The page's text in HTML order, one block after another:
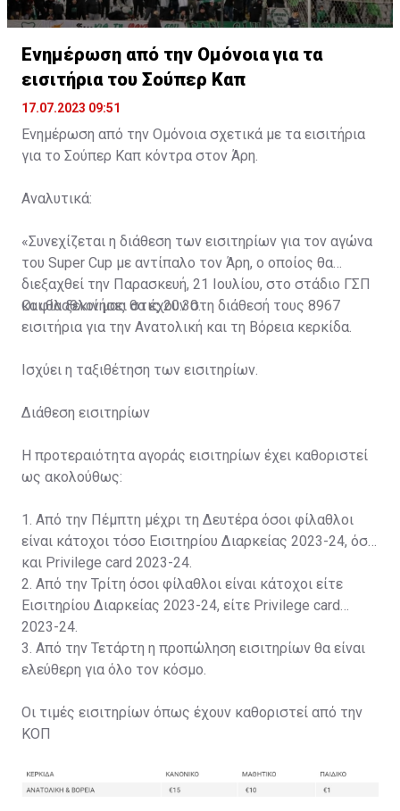
Ενημέρωση από την Ομόνοια για τα
εισιτήρια του Σούπερ Καπ
17.07.2023 09:51
Ενημέρωση από την Ομόνοια σχετικά με τα εισιτήρια
για το Σούπερ Καπ κόντρα στον Άρη.
Αναλυτικά:
«Συνεχίζεται η διάθεση των εισιτηρίων για τον αγώνα
του Super Cup με αντίπαλο τον Άρη, ο οποίος θα
διεξαχθεί την Παρασκευή, 21 Ιουλίου, στο στάδιο ΓΣΠ
και θα ξεκινήσει στις 20:30.
Οι φίλαθλοί μας θα έχουν στη διάθεσή τους 8967
εισιτήρια για την Ανατολική και τη Βόρεια κερκίδα.
Ισχύει η ταξιθέτηση των εισιτηρίων.
Διάθεση εισιτηρίων
Η προτεραιότητα αγοράς εισιτηρίων έχει καθοριστεί
ως ακολούθως:
1. Από την Πέμπτη μέχρι τη Δευτέρα όσοι φίλαθλοι
είναι κάτοχοι τόσο Εισιτηρίου Διαρκείας 2023-24, όσο
και Privilege card 2023-24.
2. Από την Τρίτη όσοι φίλαθλοι είναι κάτοχοι είτε
Εισιτηρίου Διαρκείας 2023-24, είτε Privilege card
2023-24.
3. Από την Τετάρτη η προπώληση εισιτηρίων θα είναι
ελεύθερη για όλο τον κόσμο.
Οι τιμές εισιτηρίων όπως έχουν καθοριστεί από την
ΚΟΠ